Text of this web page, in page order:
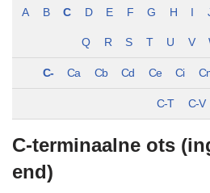
A B C D E F G H
Q R S T U V
C- Ca Cb Cd Ce Ci
C-T C-V
C-terminaalne ots
end)